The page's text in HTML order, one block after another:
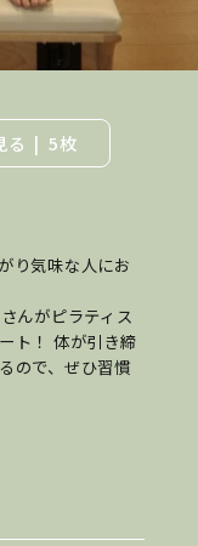
る 5枚
り気味な人にお
んがピラティス
ト！ 体が引き締
ので、ぜひ習慣